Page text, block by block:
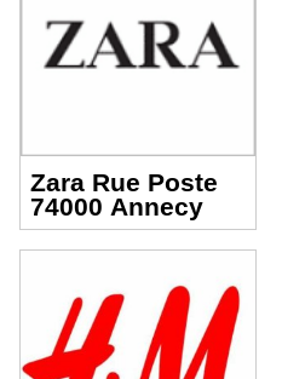
Zara Rue Poste
74000 Annecy